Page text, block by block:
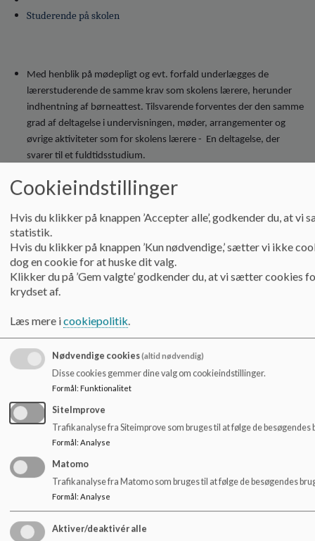
Studerende på skolen
Med henblik på mødepligt og evt. forfald underlægges de
lærerstuderende de samme krav som skolens lærere, herunder
indhentning af børneattest. Tilsvarende forventes der den samme
grad af deltagelse i undervisningen, møder, arrangementer og
øvrige aktiviteter som for skolens lærere - En deltagelse, der
svarer til et fuldtidsstudium.
Det forventes, at de studerende forud for praktik og samarbejdet
på skolen har orienteret sig i de relevante materialer om
praktikordningen i læreruddannelsen.
Evaluering, modulevaluering og prøve
Efter hvert afsluttet praktikforløb indkalder skolens
praktikkoordinator de studerende og praktiklærerne til en fælles
praktiklærere, og hvis det er relevant til læreruddannelsens
praktikleder.
Cookieindstillinger
Hvis du klikker på knappen ’Accepter alle’, godkender du, at
statistik.
Hvis du klikker på knappen ’Kun nødvendige,’ sætter vi ikke
dog en cookie for at huske dit valg.
Klikker du på ’Gem valgte’ godkender du, at vi sætter cookies
krydset af.
Læs mere icookiepolitik.
Nødvendige cookies(altid nødvendig)
Disse cookies gemmer dine valg om cookieindstillinger.
Formål: Funktionalitet
SiteImprove
Trafikanalyse fra Siteimprove som bruges til at følge de besøgendes
Formål: Analyse
Matomo
Trafikanalyse fra Matomo som bruges til at følge de besøgendes
Formål: Analyse
Aktiver/deaktivér alle